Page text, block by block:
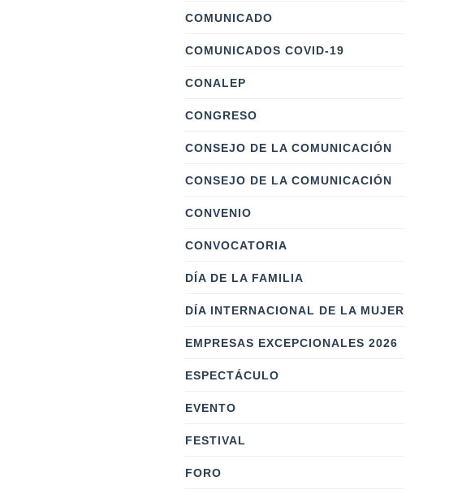
COMUNICADO
COMUNICADOS COVID-19
CONALEP
CONGRESO
CONSEJO DE LA COMUNICACIÓN
CONSEJO DE LA COMUNICACIÓN
CONVENIO
CONVOCATORIA
DÍA DE LA FAMILIA
DÍA INTERNACIONAL DE LA MUJER
EMPRESAS EXCEPCIONALES 2026
ESPECTÁCULO
EVENTO
FESTIVAL
FORO